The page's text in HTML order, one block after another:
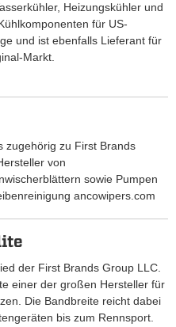
Heizungskühler und
für US-
und ist ebenfalls Lieferant für
Markt.
zugehörig zu First Brands
von
sowie Pumpen
ancowipers.com
der First Brands Group LLC.
einer der großen Hersteller für
Die Bandbreite reicht dabei
bis zum Rennsport.